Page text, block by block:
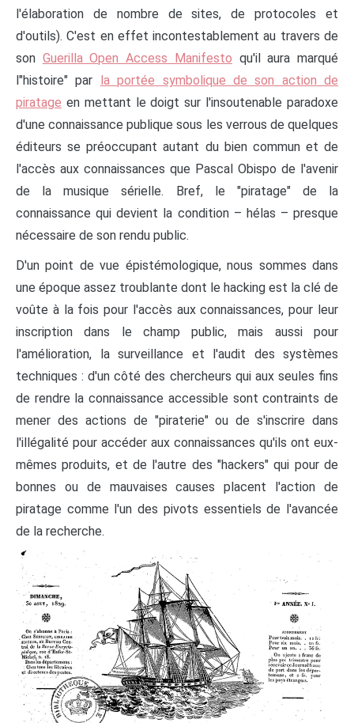
l'élaboration de nombre de sites, de protocoles et
d'outils). C'est en effet incontestablement au travers de
son Guerilla Open Access Manifesto qu'il aura marqué
l"histoire" par la portée symbolique de son action de
piratage en mettant le doigt sur l'insoutenable paradoxe
d'une connaissance publique sous les verrous de quelques
éditeurs se préoccupant autant du bien commun et de
l'accès aux connaissances que Pascal Obispo de l'avenir
de la musique sérielle. Bref, le "piratage" de la
connaissance qui devient la condition – hélas – presque
nécessaire de son rendu public.
D'un point de vue épistémologique, nous sommes dans
une époque assez troublante dont le hacking est la clé de
voûte à la fois pour l'accès aux connaissances, pour leur
inscription dans le champ public, mais aussi pour
l'amélioration, la surveillance et l'audit des systèmes
techniques : d'un côté des chercheurs qui aux seules fins
de rendre la connaissance accessible sont contraints de
mener des actions de "piraterie" ou de s'inscrire dans
l'illégalité pour accéder aux connaissances qu'ils ont eux-
mêmes produits, et de l'autre des "hackers" qui pour de
bonnes ou de mauvaises causes placent l'action de
piratage comme l'un des pivots essentiels de l'avancée
de la recherche.